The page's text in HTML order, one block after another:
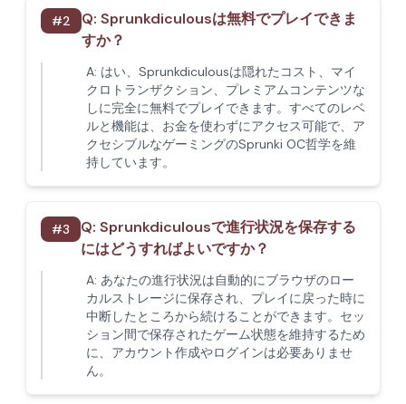
#2 Q: Sprunkdiculousは無料でプレイできま
すか？
A: はい、Sprunkdiculousは隠れたコスト、マイ
クロトランザクション、プレミアムコンテンツな
しに完全に無料でプレイできます。すべてのレベ
ルと機能は、お金を使わずにアクセス可能で、ア
クセシブルなゲーミングのSprunki OC哲学を維
持しています。
#3 Q: Sprunkdiculousで進行状況を保存する
にはどうすればよいですか？
A: あなたの進行状況は自動的にブラウザのロー
カルストレージに保存され、プレイに戻った時に
中断したところから続けることができます。セッ
ション間で保存されたゲーム状態を維持するため
に、アカウント作成やログインは必要ありませ
ん。